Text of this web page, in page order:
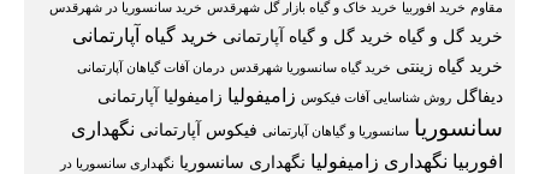
مقاوم خرید افوربیا خرید خاک و گیاه بازار گل شهرقدس خرید سانسوریا در شهرقدس
خرید گل و گیاه خرید گل و گیاه آپارتمانی خرید گیاه آپارتمانی
خرید گیاه زینتی خرید گیاه سانسوریا شهرقدس درمان آفات گیاهان آپارتمانی
دیفاگل روش شناسایی آفات فیکوس زامیفولیا زامیفولیا آپارتمانی
سانسوریا سانسوریا و گیاهان آپارتمانی فیکوس آپارتمانی نگهداری
افوربیا نگهداری زامیفولیا نگهداری سانسوریا نگهداری سانسوریا در